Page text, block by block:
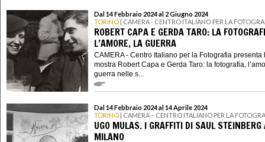
Dal 14 Febbraio 2024 al 2 Giugno 2024
TORINO | CAMERA - CENTRO ITALIANO PER LA
ROBERT CAPA E GERDA TARO: LA
L’AMORE, LA GUERRA
CAMERA - Centro Italiano per la Fotografia presenta
mostra Robert Capa e Gerda Taro: la fotografia,
guerra nelle s...
Dal 14 Febbraio 2024 al 14 Aprile 2024
TORINO | CAMERA – CENTRO ITALIANO PER LA
UGO MULAS. I GRAFFITI DI SAUL STEINBERG
MILANO